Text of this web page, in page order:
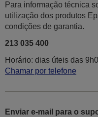
Para informação técnica
utilização dos produtos
condições de garantia.
213 035 400
Horário: dias úteis das
Chamar por telefone
Enviar e-mail para o